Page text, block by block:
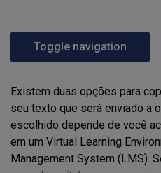
Toggle navigation
Existem duas opções para
seu texto que será enviado a
escolhido depende de você
em um Virtual Learning
Management System (LMS).